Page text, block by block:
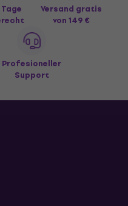
Versand gratis
von 149 €
Profesioneller
Support